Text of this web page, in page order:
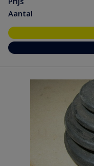
Aantal